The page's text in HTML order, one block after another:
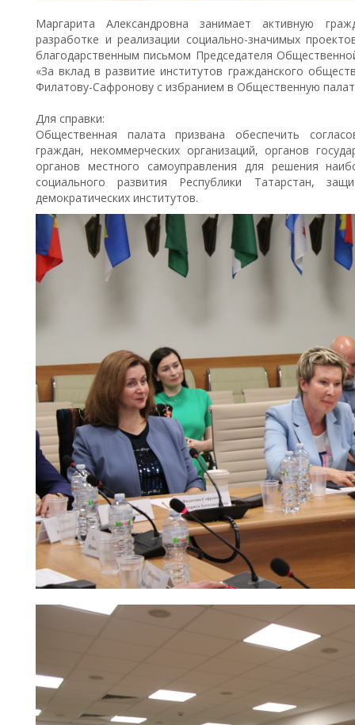
Маргарита Александровна занимает активную
разработке и реализации социально-значимых
благодарственным письмом Председателя
«За вклад в развитие институтов гражданского
Филатову-Сафронову с избранием в Общественную
Для справки:
Общественная палата призвана обеспечить
граждан, некоммерческих организаций, органов
органов местного самоуправления для решения
социального развития Республики Татарстан,
демократических институтов.